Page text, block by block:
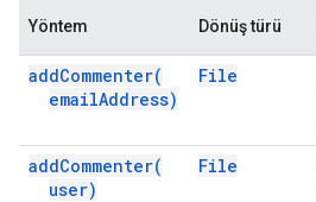
Yöntem Dönüş türü
addCommenter(
emailAddress)
File
addCommenter(
user)
File